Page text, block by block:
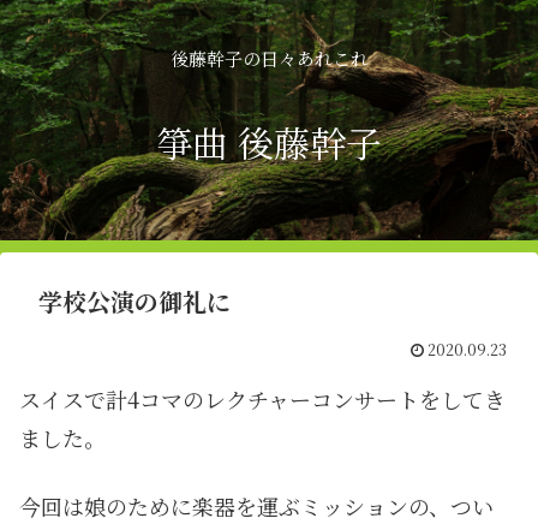
後藤幹子の日々あれこれ
箏曲 後藤幹子
学校公演の御礼に
2020.09.23
スイスで計4コマのレクチャーコンサートをしてき
ました。
今回は娘のために楽器を運ぶミッションの、つい